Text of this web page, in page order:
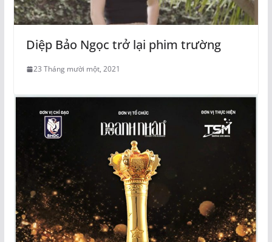
Diệp Bảo Ngọc trở lại phim trường
23 Tháng mười một, 2021